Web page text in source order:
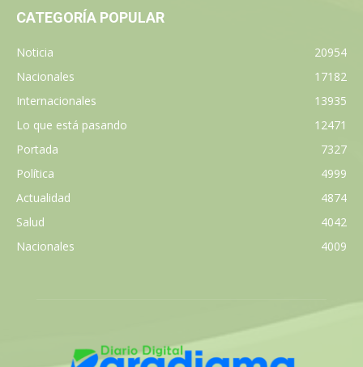
CATEGORÍA POPULAR
Noticia
20954
Nacionales
17182
Internacionales
13935
Lo que está pasando
12471
Portada
7327
Política
4999
Actualidad
4874
Salud
4042
Nacionales
4009